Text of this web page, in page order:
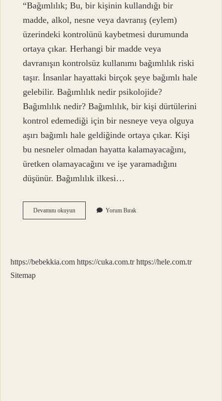
“Bağımlılık; Bu, bir kişinin kullandığı bir
madde, alkol, nesne veya davranış (eylem)
üzerindeki kontrolünü kaybetmesi durumunda
ortaya çıkar. Herhangi bir madde veya
davranışın kontrolsüz kullanımı bağımlılık riski
taşır. İnsanlar hayattaki birçok şeye bağımlı hale
gelebilir. Bağımlılık nedir psikolojide?
Bağımlılık nedir? Bağımlılık, bir kişi dürtülerini
kontrol edemediği için bir nesneye veya olguya
aşırı bağımlı hale geldiğinde ortaya çıkar. Kişi
bu nesneler olmadan hayatta kalamayacağını,
üretken olamayacağını ve işe yaramadığını
düşünür. Bağımlılık ilkesi…
Devamını okuyunBağımlılık
Ne
Yorum Bırak
https://bebekkia.com https://cuka.com.tr https://hele.com.tr
Sitemap